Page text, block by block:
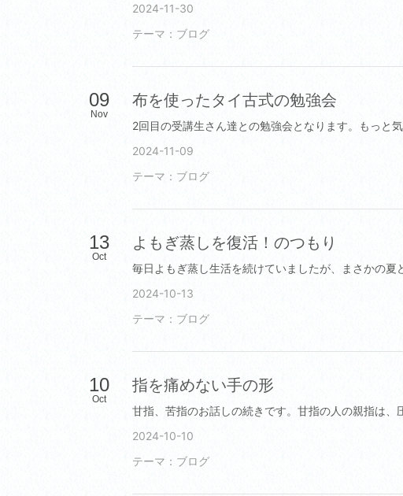
2024-11-30
テーマ： ブログ
09
Nov
布を使ったタイ古式の勉強会
2024-11-09
テーマ： ブログ
13
Oct
よもぎ蒸しを復活！のつもり
2024-10-13
テーマ： ブログ
10
Oct
指を痛めない手の形
2024-10-10
テーマ： ブログ